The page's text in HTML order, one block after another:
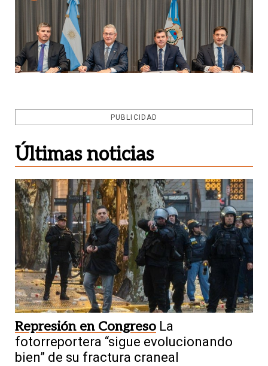
Acuerdo minero El convenio con
aprobarlo el jueves
4
En un edificio céntrico Dos mayores y
tres menores, detenidos tras un robo en
pleno Capital
PUBLICIDAD
Últimas noticias
Represión en Congreso La
fotorreportera “sigue evolucionando
bien” de su fractura craneal